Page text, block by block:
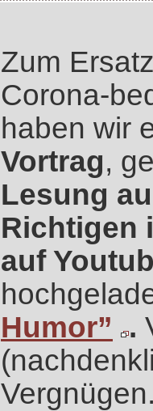
Zum
Corona-
haben wir
Vortrag,
Lesung
Richtigen
auf
Humor”
.